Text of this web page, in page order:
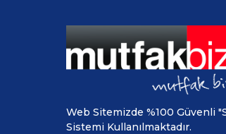
Web Sitemizde %100 Güvenli
Sistemi Kullanılmaktadır.